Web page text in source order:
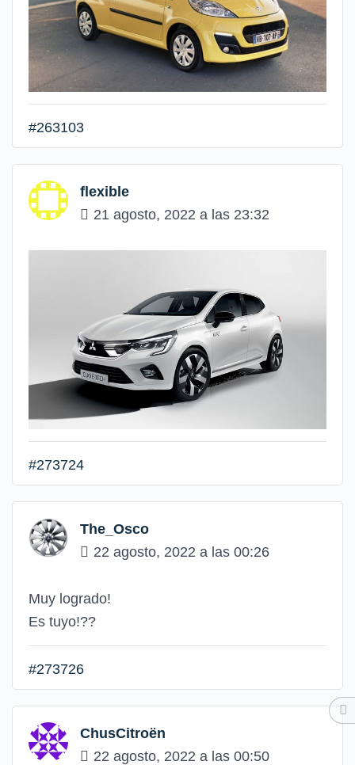
#263103
flexible
21 agosto, 2022 a las 23:32
#273724
The_Osco
22 agosto, 2022 a las 00:26
Muy logrado!
Es tuyo!??
#273726
ChusCitroën
22 agosto, 2022 a las 00:50